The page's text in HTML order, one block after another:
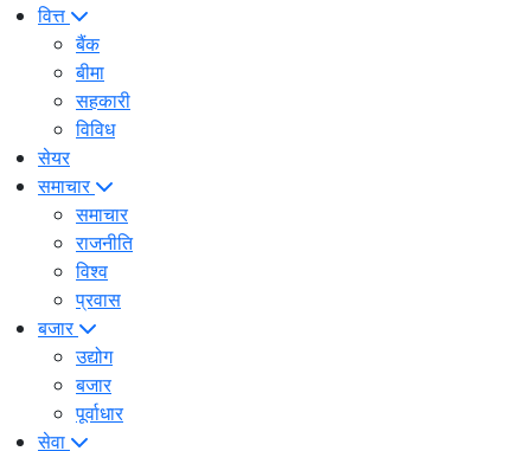
वित्त
बैंक
बीमा
सहकारी
विविध
सेयर
समाचार
समाचार
राजनीति
विश्व
प्रवास
बजार
उद्योग
बजार
पूर्वाधार
सेवा